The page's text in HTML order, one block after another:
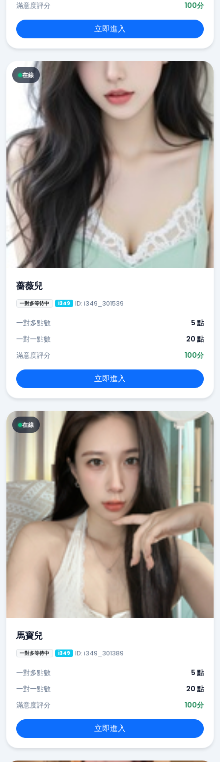
滿意度評分
100分
立即進入
在線
薔薇兒
一對多等待中 i349 ID: i349_301539
一對多點數
5 點
一對一點數
20 點
滿意度評分
100分
立即進入
在線
馬寶兒
一對多等待中 i349 ID: i349_301389
一對多點數
5 點
一對一點數
20 點
滿意度評分
100分
立即進入